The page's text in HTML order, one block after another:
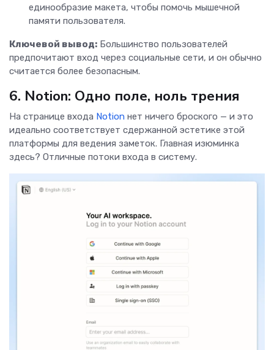
единообразие макета, чтобы помочь мышечной
памяти пользователя.
Ключевой вывод: Большинство пользователей
предпочитают вход через социальные сети, и он обычно
считается более безопасным.
6. Notion: Одно поле, ноль трения
На странице входа Notion нет ничего броского — и это
идеально соответствует сдержанной эстетике этой
платформы для ведения заметок. Главная изюминка
здесь? Отличные потоки входа в систему.